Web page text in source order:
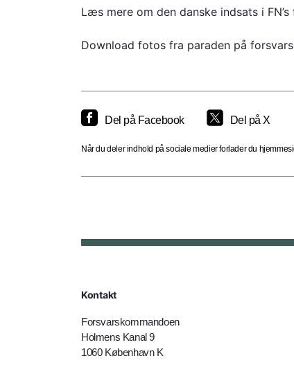
Læs mere om den danske indsats i
Download fotos fra paraden på
Del på Facebook Del på X
Når du deler indhold på sociale medier forlader du
Kontakt
Forsvarskommandoen
Holmens Kanal 9
1060 København K